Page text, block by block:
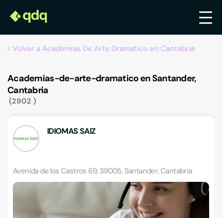
Volver a Academias De Arte Dramatico en Cantabria
Academias-de-arte-dramatico en Santander,
Cantabria
2902
IDIOMAS SAIZ
Avenida de los Castros 69, 39005, Santander, Cantabria